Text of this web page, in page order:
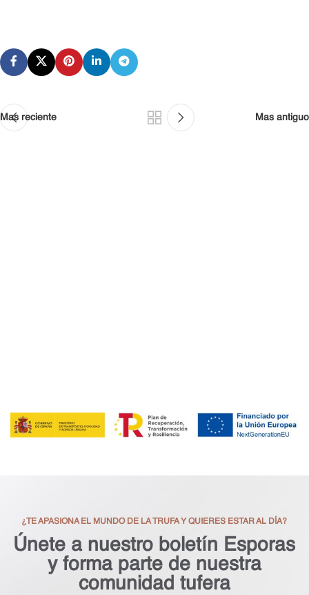
Mas reciente Mas antiguo
¿TE APASIONA EL MUNDO DE LA TRUFA Y QUIERES ESTAR AL DÍA?
Únete a nuestro boletín Esporas
y forma parte de nuestra
comunidad tufera